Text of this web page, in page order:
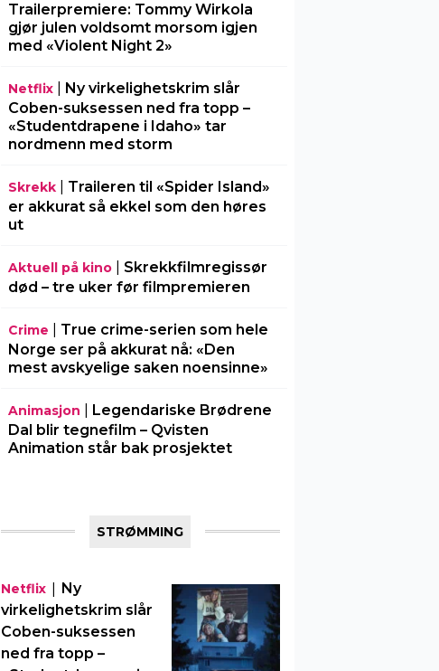
Trailerpremiere: Tommy Wirkola
gjør julen voldsomt morsom igjen
med «Violent Night 2»
Netflix| Ny virkelighetskrim slår
Coben-suksessen ned fra topp –
«Studentdrapene i Idaho» tar
nordmenn med storm
Skrekk| Traileren til «Spider Island»
er akkurat så ekkel som den høres
ut
Aktuell på kino| Skrekkfilmregissør
død – tre uker før filmpremieren
Crime
True crime-serien som hele
Norge ser på akkurat nå: «Den
mest avskyelige saken noensinne»
Animasjon
Legendariske Brødrene
Dal blir tegnefilm – Qvisten
Animation står bak prosjektet
STRØMMING
Netflix| Ny
virkelighetskrim slår
Coben-suksessen
ned fra topp –